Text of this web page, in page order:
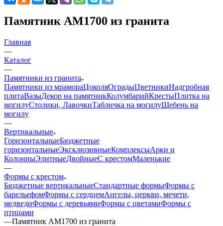
Памятник AM1700 из гранита
Главная
—
Каталог
—
Памятники из гранита
Памятники из мрамораЦоколяОградыЦветникиНадгробная
плитаВазыДекор на памятникКолумбарийКрестыПлитка на
могилуСтолики, ЛавочкиТабличка на могилуЩебень на
могилу
—
Вертикальные
ГоризонтальныеБюджетные
горизонтальныеЭксклюзивныеКомплексыАрки и
КолонныЭлитныеДвойныеС крестомМаленькие
—
Формы с крестом
Бюджетные вертикальныеСтандартные формыФормы с
барельефомФормы с сердцемАнгелы, церкви, мечети,
медведиФормы с деревьямиФормы с цветамиФормы с
птицами
—Памятник AM1700 из гранита